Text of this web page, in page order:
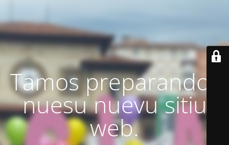
Tamos preparando'l
nuesu nuevu sitiu
web.